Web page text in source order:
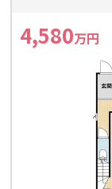
4,580万円